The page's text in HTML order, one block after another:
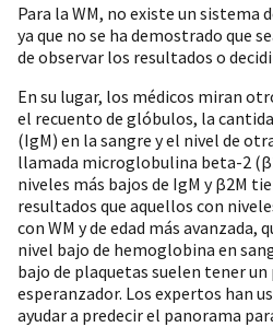
Para la WM, no existe un sistema
ya que no se ha demostrado que
de observar los resultados o
En su lugar, los médicos miran
el recuento de glóbulos, la
(IgM) en la sangre y el nivel de
llamada microglobulina beta-2
niveles más bajos de IgM y β2M
resultados que aquellos con
con WM y de edad más avanzada,
nivel bajo de hemoglobina en
bajo de plaquetas suelen tener
esperanzador. Los expertos han
ayudar a predecir el panorama